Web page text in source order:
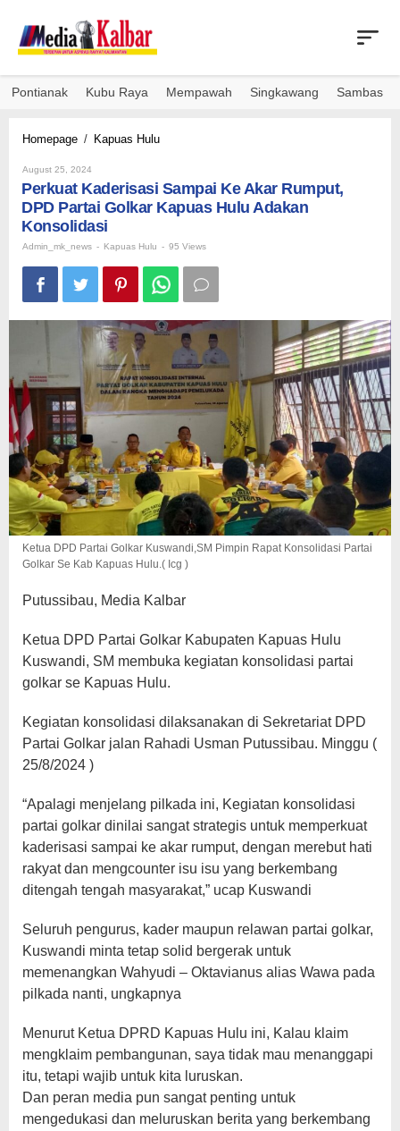
content
Pontianak Kubu Raya Mempawah Singkawang Sambas
Homepage / Kapuas HuluPerkuat
Ke
Akar
Rumput,
Partai
Golkar
Kapuas
Hulu
Konsolidasi
August 25, 2024
Perkuat Kaderisasi Sampai Ke Akar Rumput,
DPD Partai Golkar Kapuas Hulu Adakan
Konsolidasi
Admin_mk_news - Kapuas Hulu - 95 Views
Ketua DPD Partai Golkar Kuswandi,SM Pimpin Rapat Konsolidasi Partai
Golkar Se Kab Kapuas Hulu.( Icg )
Putussibau, Media Kalbar
Ketua DPD Partai Golkar Kabupaten Kapuas Hulu
Kuswandi, SM membuka kegiatan konsolidasi partai
golkar se Kapuas Hulu.
Kegiatan konsolidasi dilaksanakan di Sekretariat DPD
Partai Golkar jalan Rahadi Usman Putussibau. Minggu (
25/8/2024 )
“Apalagi menjelang pilkada ini, Kegiatan konsolidasi
partai golkar dinilai sangat strategis untuk memperkuat
kaderisasi sampai ke akar rumput, dengan merebut hati
rakyat dan mengcounter isu isu yang berkembang
ditengah tengah masyarakat,” ucap Kuswandi
Seluruh pengurus, kader maupun relawan partai golkar,
Kuswandi minta tetap solid bergerak untuk
memenangkan Wahyudi – Oktavianus alias Wawa pada
pilkada nanti, ungkapnya
Menurut Ketua DPRD Kapuas Hulu ini, Kalau klaim
mengklaim pembangunan, saya tidak mau menanggapi
itu, tetapi wajib untuk kita luruskan.
Dan peran media pun sangat penting untuk
mengedukasi dan meluruskan berita yang berkembang